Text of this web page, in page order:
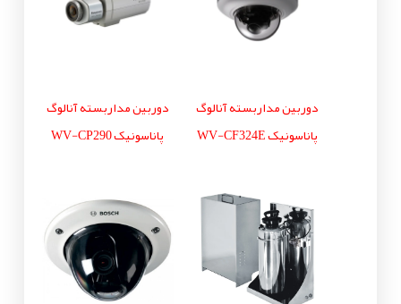
دوربین مداربسته آنالوگ
پاناسونیک WV-CF324E
دوربین مداربسته آنالوگ
پاناسونیک WV-CP290